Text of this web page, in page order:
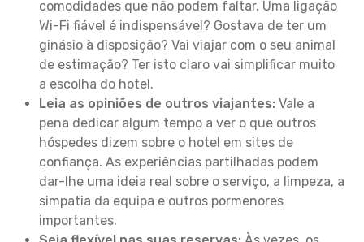
comodidades que não podem faltar. Uma ligação
Wi-Fi fiável é indispensável? Gostava de ter um
ginásio à disposição? Vai viajar com o seu animal
de estimação? Ter isto claro vai simplificar muito
a escolha do hotel.
Leia as opiniões de outros viajantes: Vale a
pena dedicar algum tempo a ver o que outros
hóspedes dizem sobre o hotel em sites de
confiança. As experiências partilhadas podem
dar-lhe uma ideia real sobre o serviço, a limpeza, a
simpatia da equipa e outros pormenores
importantes.